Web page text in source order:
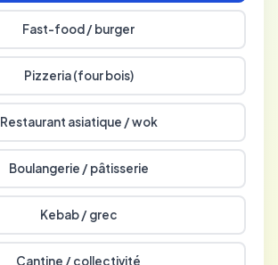
Fast-food / burger
Pizzeria (four bois)
Restaurant asiatique / wok
Boulangerie / pâtisserie
Kebab / grec
Cantine / collectivité